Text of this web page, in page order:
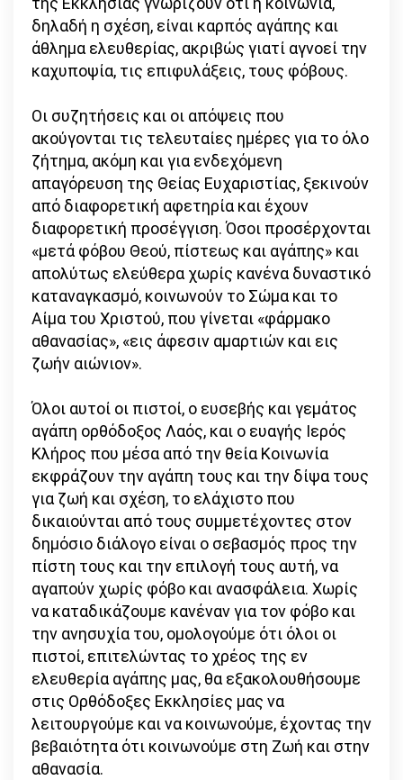
δηλαδή η σχέση, είναι καρπός αγάπης και
άθλημα ελευθερίας, ακριβώς γιατί αγνοεί την
καχυποψία, τις επιφυλάξεις, τους φόβους.
Οι συζητήσεις και οι απόψεις που
ακούγονται τις τελευταίες ημέρες για το όλο
ζήτημα, ακόμη και για ενδεχόμενη
απαγόρευση της Θείας Ευχαριστίας, ξεκινούν
από διαφορετική αφετηρία και έχουν
διαφορετική προσέγγιση. Όσοι προσέρχονται
«μετά φόβου Θεού, πίστεως και αγάπης» και
απολύτως ελεύθερα χωρίς κανένα δυναστικό
καταναγκασμό, κοινωνούν το Σώμα και το
Αίμα του Χριστού, που γίνεται «φάρμακο
αθανασίας», «εις άφεσιν αμαρτιών και εις
ζωήν αιώνιον».
Όλοι αυτοί οι πιστοί, ο ευσεβής και γεμάτος
αγάπη ορθόδοξος Λαός, και ο ευαγής Ιερός
Κλήρος που μέσα από την θεία Κοινωνία
εκφράζουν την αγάπη τους και την δίψα τους
για ζωή και σχέση, το ελάχιστο που
δικαιούνται από τους συμμετέχοντες στον
δημόσιο διάλογο είναι ο σεβασμός προς την
πίστη τους και την επιλογή τους αυτή, να
αγαπούν χωρίς φόβο και ανασφάλεια. Χωρίς
να καταδικάζουμε κανέναν για τον φόβο και
την ανησυχία του, ομολογούμε ότι όλοι οι
πιστοί, επιτελώντας το χρέος της εν
ελευθερία αγάπης μας, θα εξακολουθήσουμε
στις Ορθόδοξες Εκκλησίες μας να
λειτουργούμε και να κοινωνούμε, έχοντας την
βεβαιότητα ότι κοινωνούμε στη Ζωή και στην
αθανασία.